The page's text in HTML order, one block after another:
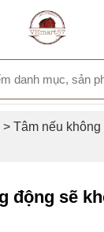
> Tâm nếu
động sẽ